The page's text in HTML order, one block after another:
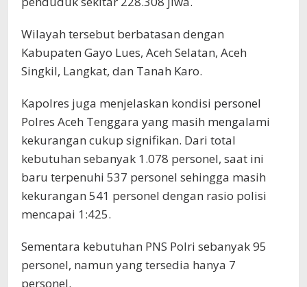
Wilayah tersebut berbatasan dengan
Kabupaten Gayo Lues, Aceh Selatan, Aceh
Singkil, Langkat, dan Tanah Karo.
Kapolres juga menjelaskan kondisi personel
Polres Aceh Tenggara yang masih mengalami
kekurangan cukup signifikan. Dari total
kebutuhan sebanyak 1.078 personel, saat ini
baru terpenuhi 537 personel sehingga masih
kekurangan 541 personel dengan rasio polisi
mencapai 1:425.
Sementara kebutuhan PNS Polri sebanyak 95
personel, namun yang tersedia hanya 7
personel.